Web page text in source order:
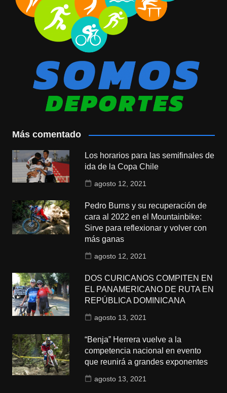
Más comentado
Los horarios para las semifinales de
ida de la Copa Chile
agosto 12, 2021
Pedro Burns y su recuperación de
cara al 2022 en el Mountainbike:
Sirve para reflexionar y volver con
más ganas
agosto 12, 2021
DOS CURICANOS COMPITEN EN
EL PANAMERICANO DE RUTA EN
REPÚBLICA DOMINICANA
agosto 13, 2021
“Benja” Herrera vuelve a la
competencia nacional en evento
que reunirá a grandes exponentes
agosto 13, 2021